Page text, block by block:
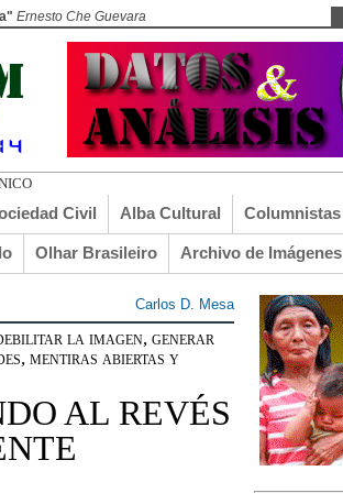
Ernesto Che Guevara
Civil Alba Cultural Columnistas
Olhar Brasileiro Archivo de Imágenes
Carlos D. Mesa
la imagen, generar
mentiras abiertas y
AL REVÉS